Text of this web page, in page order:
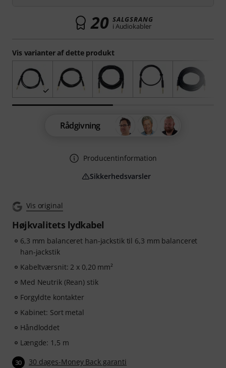
Vis original
Højkvalitets lydkabel
6,3 mm balanceret han-jackstik til 6,3 mm balanceret
han-jackstik
Kabeltværsnit: 2 x 0,20 mm²
Med Neutrik (Rean) stik
Forgyldte kontakter
Kabinet: Sort metal
Håndloddet
Længde: 1,5 m
30 30 dages-Money Back garanti
Vis varianter af dette produkt
20 SALGSRANG
i Audiokabler
Rådgivning
Producentinformation
Sikkerhedsvarsler